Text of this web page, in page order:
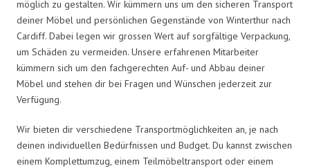
möglich zu gestalten. Wir kümmern uns um den sicheren Transport
deiner Möbel und persönlichen Gegenstände von Winterthur nach
Cardiff. Dabei legen wir grossen Wert auf sorgfältige Verpackung,
um Schäden zu vermeiden. Unsere erfahrenen Mitarbeiter
kümmern sich um den fachgerechten Auf- und Abbau deiner
Möbel und stehen dir bei Fragen und Wünschen jederzeit zur
Verfügung.
Wir bieten dir verschiedene Transportmöglichkeiten an, je nach
deinen individuellen Bedürfnissen und Budget. Du kannst zwischen
einem Komplettumzug, einem Teilmöbeltransport oder einem